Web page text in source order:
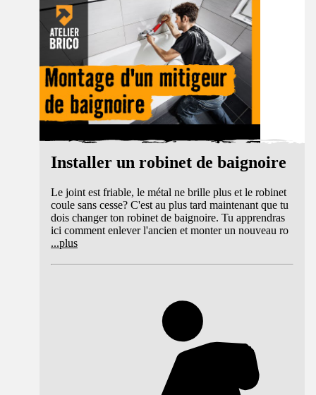
Installer un robinet de baignoire
Le joint est friable, le métal ne brille plus et le robinet
coule sans cesse? C'est au plus tard maintenant que tu
dois changer ton robinet de baignoire. Tu apprendras
ici comment enlever l'ancien et monter un nouveau ro
...plus